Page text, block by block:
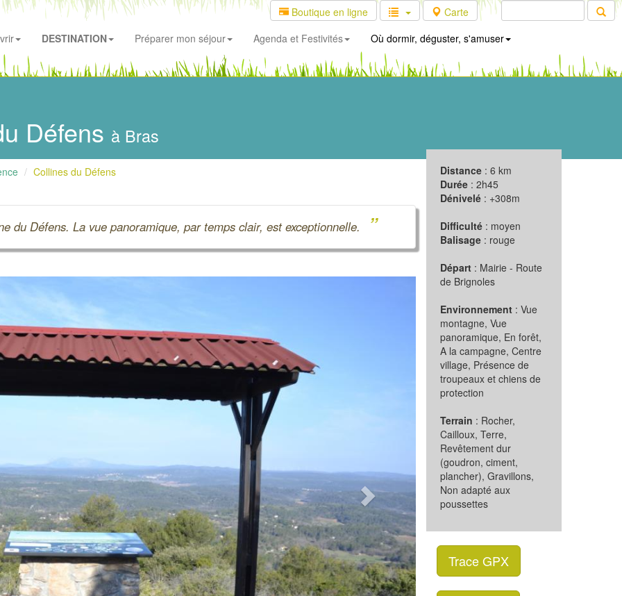
Boutique en ligne
Carte
DESTINATION Préparer mon séjour Agenda et Festivités Où dormir, déguster, s'amuser
Défens à Bras
Collines du Défens
du Défens. La vue panoramique, par temps clair, est exceptionnelle. ”
Distance : 6 km
Durée : 2h45
Dénivelé : +308m
Difficulté : moyen
Balisage : rouge
Départ : Mairie - Route
de Brignoles
Environnement : Vue
montagne, Vue
panoramique, En forêt,
A la campagne, Centre
village, Présence de
troupeaux et chiens de
protection
Terrain : Rocher,
Cailloux, Terre,
Revêtement dur
(goudron, ciment,
plancher), Gravillons,
Non adapté aux
poussettes
Trace GPX